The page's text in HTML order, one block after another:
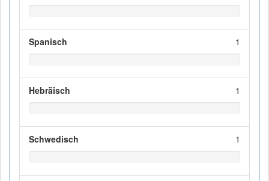
Spanisch 1
Hebräisch 1
Schwedisch 1